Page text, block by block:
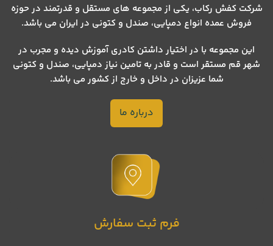
شرکت کفش رکاب، یکی از مجموعه های مستقل و قدرتمند در حوزه
فروش عمده انواع دمپایی، صندل و کتونی در ایران می باشد.
این مجموعه با در اختیار داشتن کادری آموزش دیده و مجرب در
شهر قم مستقر است و قادر به تامین نیاز دمپایی، صندل و کتونی
شما عزیزان در داخل و خارج از کشور می باشد.
درباره ما
فرم ثبت سفارش